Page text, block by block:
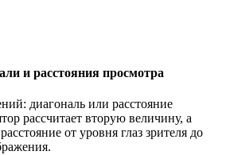
и расстояния просмотра
диагональ или расстояние
рассчитает вторую величину, а
от уровня глаз зрителя до